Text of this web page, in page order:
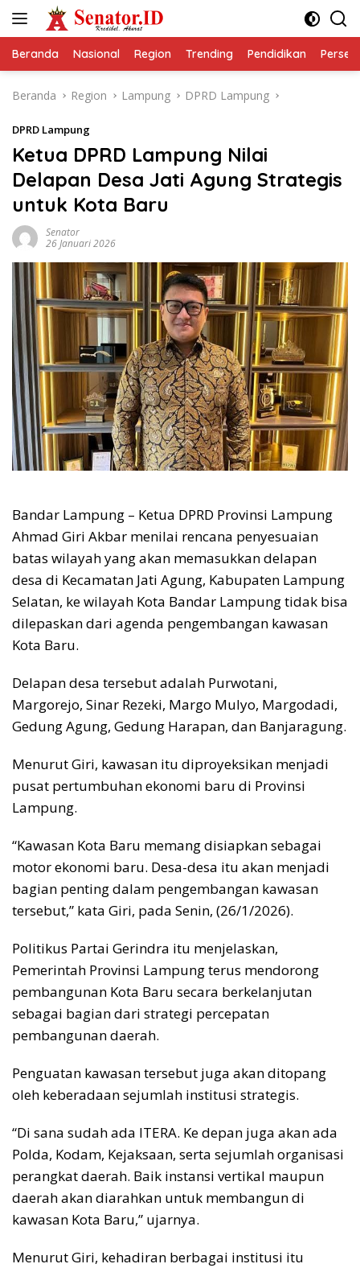
Beranda Nasional Region Trending Pendidikan
Beranda Region Lampung DPRD Lampung
DPRD Lampung
Ketua DPRD Lampung Nilai
Delapan Desa Jati Agung Strategis
untuk Kota Baru
Senator
26 Januari 2026
Bandar Lampung – Ketua DPRD Provinsi Lampung
Ahmad Giri Akbar menilai rencana penyesuaian
batas wilayah yang akan memasukkan delapan
desa di Kecamatan Jati Agung, Kabupaten Lampung
Selatan, ke wilayah Kota Bandar Lampung tidak bisa
dilepaskan dari agenda pengembangan kawasan
Kota Baru.
Delapan desa tersebut adalah Purwotani,
Margorejo, Sinar Rezeki, Margo Mulyo, Margodadi,
Gedung Agung, Gedung Harapan, dan Banjaragung.
Menurut Giri, kawasan itu diproyeksikan menjadi
pusat pertumbuhan ekonomi baru di Provinsi
Lampung.
“Kawasan Kota Baru memang disiapkan sebagai
motor ekonomi baru. Desa-desa itu akan menjadi
bagian penting dalam pengembangan kawasan
tersebut,” kata Giri, pada Senin, (26/1/2026).
Politikus Partai Gerindra itu menjelaskan,
Pemerintah Provinsi Lampung terus mendorong
pembangunan Kota Baru secara berkelanjutan
sebagai bagian dari strategi percepatan
pembangunan daerah.
Penguatan kawasan tersebut juga akan ditopang
oleh keberadaan sejumlah institusi strategis.
“Di sana sudah ada ITERA. Ke depan juga akan ada
Polda, Kodam, Kejaksaan, serta sejumlah organisasi
perangkat daerah. Baik instansi vertikal maupun
daerah akan diarahkan untuk membangun di
kawasan Kota Baru,” ujarnya.
Menurut Giri, kehadiran berbagai institusi itu